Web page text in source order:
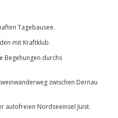
Tagebausee.
mit Kraftklub.
Begehungen durchs
zwischen Dernau
autofreien Nordseeinsel Juist.